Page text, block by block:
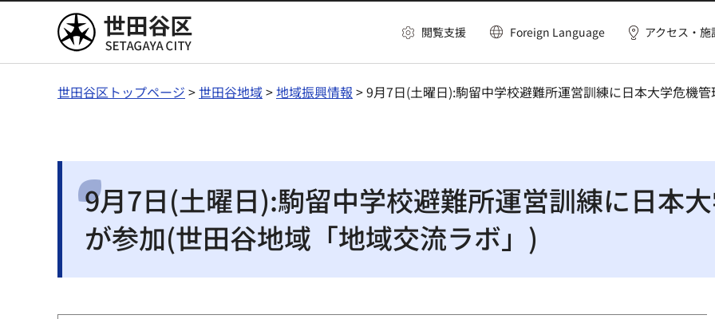
世田谷区 閲覧支援 Foreign Language アクセス・施
世田谷区トップページ >世田谷地域>地域振興情報 > 9月7日(土曜日):駒留中学校避難所運営訓練に日本大学危機
9月7日(土曜日):駒留中学校避難所運営訓練に日本
が参加(世田谷地域「地域交流ラボ」)